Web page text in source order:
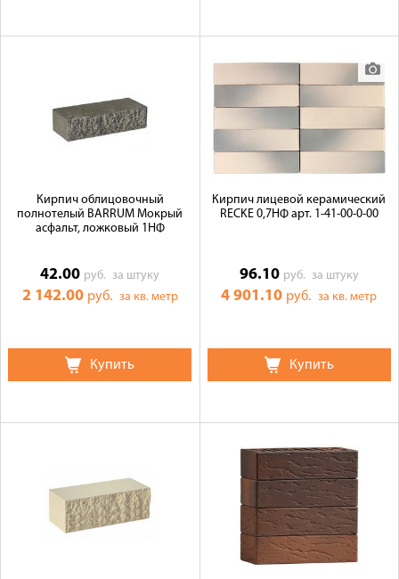
Кирпич облицовочный
полнотелый BARRUM Мокрый
асфальт, ложковый 1НФ
42.00 руб.за штуку
2 142.00 руб. за кв. метр
Купить
Кирпич лицевой керамический
RECKE 0,7НФ арт. 1-41-00-0-00
96.10 руб. за штуку
4 901.10 руб.за кв. метр
Купить